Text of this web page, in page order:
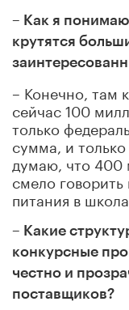
– Как я
крутятся
– Конечно, там
сейчас 100
только
сумма, и
думаю, что 400
смело
питания в
– Какие
конкурсные
честно и
поставщиков?